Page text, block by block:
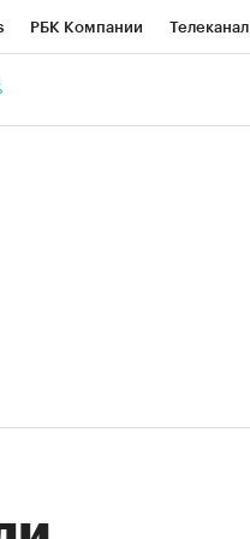
РБК Компании Телеканал